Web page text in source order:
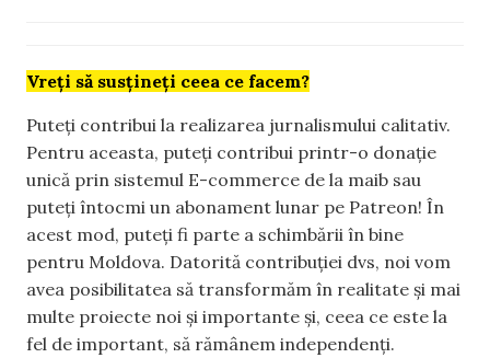
Vreți să susțineți ceea ce facem?
Puteți contribui la realizarea jurnalismului calitativ.
Pentru aceasta, puteți contribui printr-o donație
unică prin sistemul E-commerce de la maib sau
puteți întocmi un abonament lunar pe Patreon! În
acest mod, puteți fi parte a schimbării în bine
pentru Moldova. Datorită contribuției dvs, noi vom
avea posibilitatea să transformăm în realitate și mai
multe proiecte noi și importante și, ceea ce este la
fel de important, să rămânem independenți.